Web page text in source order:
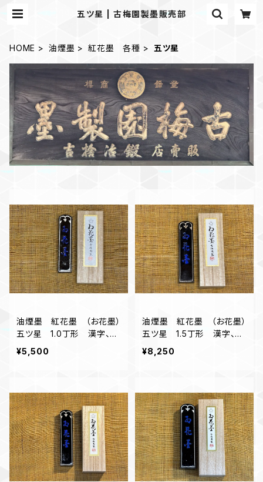
五ツ星 | 古梅園製墨販売部
HOME 油煙墨 紅花墨 各種 五ツ星
油煙墨 紅花墨 （お花墨）
五ツ星 1.0丁形 漢字、か
な作品にオススメ
¥5,500
油煙墨 紅花墨 （お花墨）
五ツ星 1.5丁形 漢字、か
な作品にオススメ
¥8,250